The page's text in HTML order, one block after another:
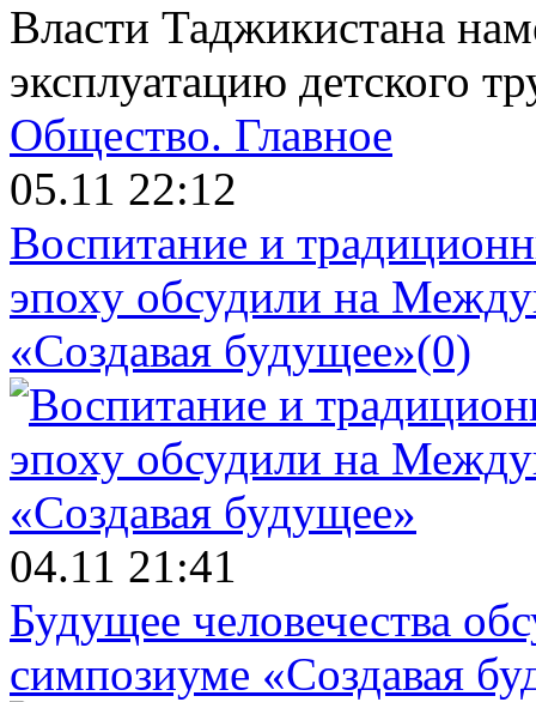
Власти Таджикистана
эксплуатацию детского
Общество. Главное
05.11 22:12
Воспитание и
эпоху обсудили на
«Создавая будущее»(0)
04.11 21:41
Будущее человечества
симпозиуме «Создавая